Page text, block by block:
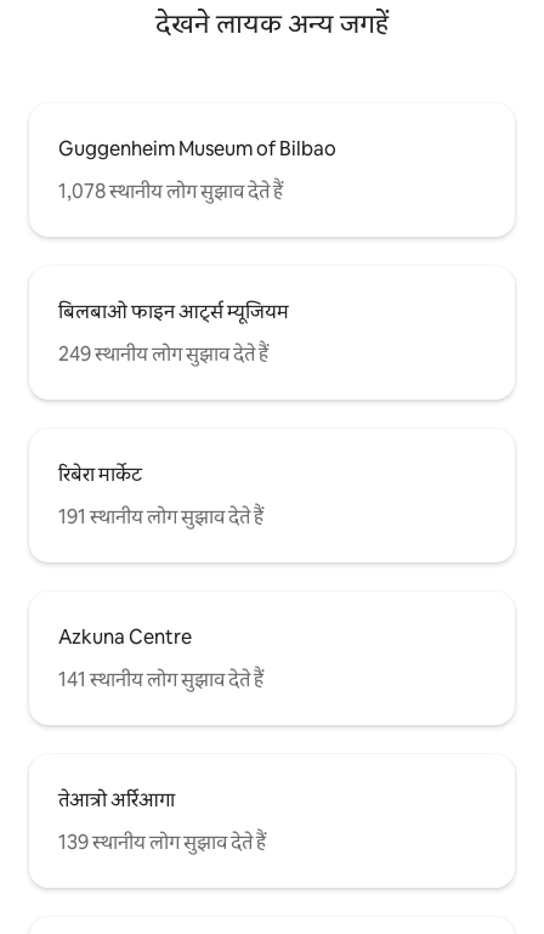
देखने लायक अन्य जगहें
Guggenheim Museum of Bilbao
1,078 स्थानीय लोग सुझाव देते हैं
बिलबाओ फाइन आर्ट्स म्यूजियम
249 स्थानीय लोग सुझाव देते हैं
रिबेरा मार्केट
191 स्थानीय लोग सुझाव देते हैं
Azkuna Centre
141 स्थानीय लोग सुझाव देते हैं
तेआत्रो अर्रिआगा
139 स्थानीय लोग सुझाव देते हैं